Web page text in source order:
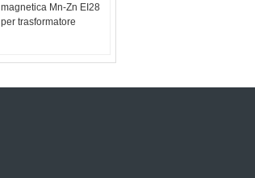
magnetica Mn-Zn EI28
per trasformatore